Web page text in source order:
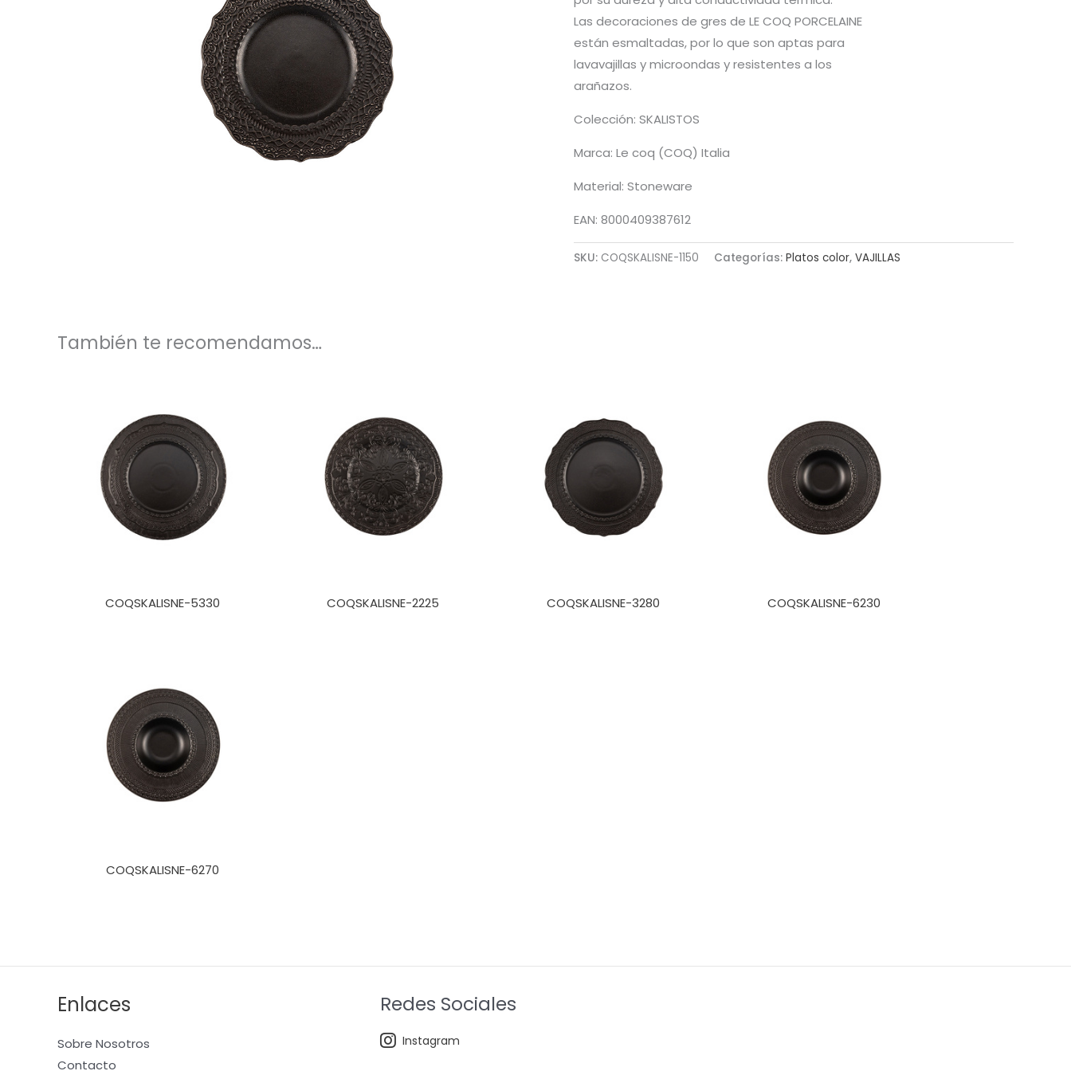
Las decoraciones de gres de LE COQ PORCELAINE
están esmaltadas, por lo que son aptas para
lavavajillas y microondas y resistentes a los
arañazos.
Colección: SKALISTOS
Marca: Le coq (COQ) Italia
Material: Stoneware
EAN: 8000409387612
SKU: COQSKALISNE-1150 Categorías: Platos color, VAJILLAS
También te recomendamos…
COQSKALISNE-5330 COQSKALISNE-2225 COQSKALISNE-3280 COQSKALISNE-6230
COQSKALISNE-6270
Enlaces
Sobre Nosotros
Contacto
Redes Sociales
Instagram